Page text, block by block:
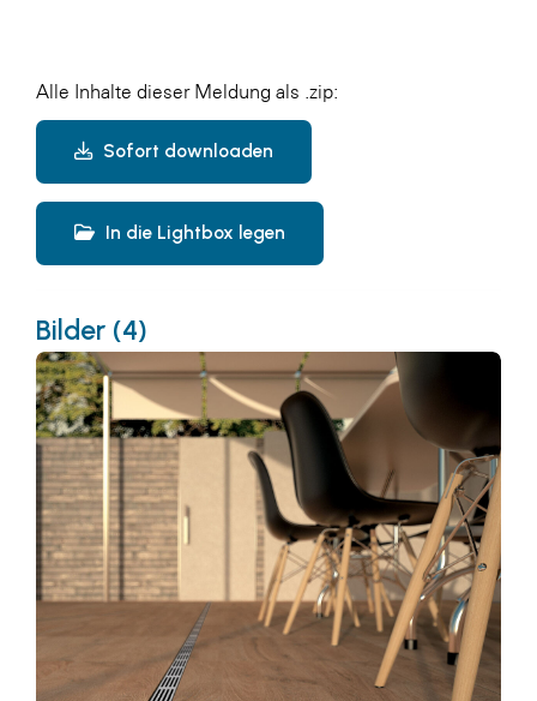
Alle Inhalte dieser Meldung als .zip:
Sofort downloaden
In die Lightbox legen
Bilder (4)